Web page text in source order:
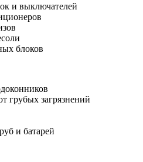
и выключателей
блоков
грубых загрязнений
и батарей